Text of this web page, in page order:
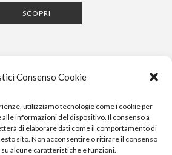
Consenso Cookie
utilizziamo tecnologie come i cookie per
informazioni del dispositivo. Il consenso a
di elaborare dati come il comportamento di
sito. Non acconsentire o ritirare il consenso
alcune caratteristiche e funzioni.
SCOPRI
PRESS PRIVACY POLICY
POLICY RESERVED AREA